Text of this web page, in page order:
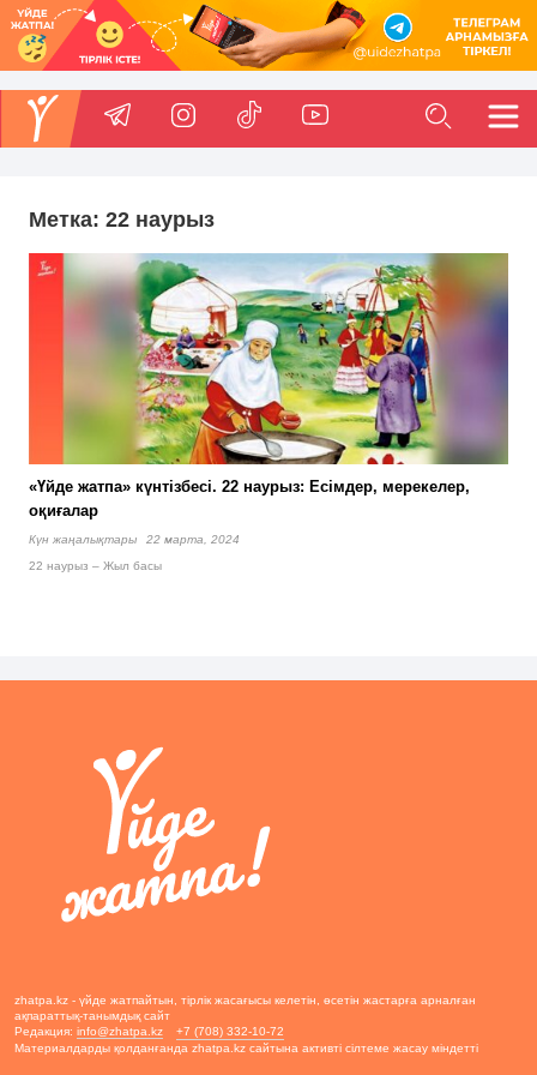
Метка: 22 наурыз
«Үйде жатпа» күнтізбесі. 22 наурыз: Есімдер, мерекелер,
оқиғалар
Күн жаңалықтары
22 марта, 2024
22 наурыз – Жыл басы
zhatpa.kz - үйде жатпайтын, тірлік жасағысы келетін, өсетін жастарға арналған
ақпараттық-танымдық сайт
Редакция: info@zhatpa.kz
+7 (708) 332-10-72
Материалдарды қолданғанда zhatpa.kz сайтына активті сілтеме жасау міндетті